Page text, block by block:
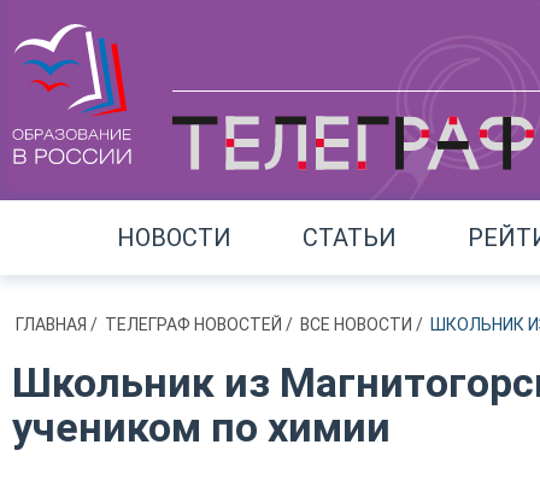
НОВОСТИ СТАТЬИ
ГЛАВНАЯ / ТЕЛЕГРАФ НОВОСТЕЙ / ВСЕ НОВОСТИ / ШКОЛЬНИК
Школьник из
учеником по химии